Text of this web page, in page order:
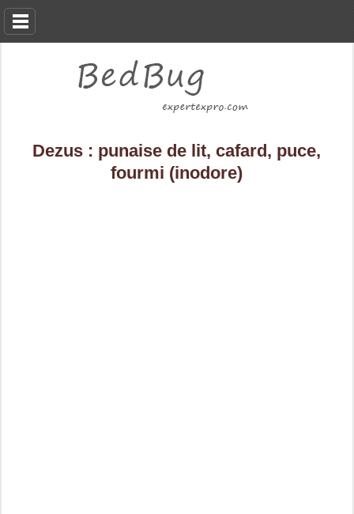
Dezus : punaise de lit, cafard, puce,
fourmi (inodore)